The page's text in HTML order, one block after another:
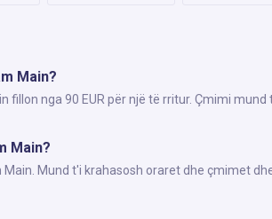
Main?
nga 90 EUR për një të rritur. Çmimi
Main?
Mund t'i krahasosh oraret dhe çmimet